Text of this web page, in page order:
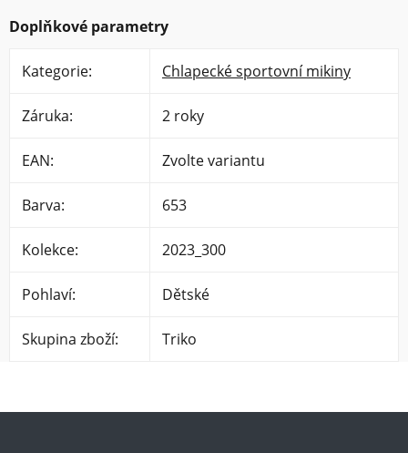
Doplňkové parametry
Kategorie: Chlapecké sportovní mikiny
Záruka: 2 roky
EAN: Zvolte variantu
Barva: 653
Kolekce: 2023_300
Pohlaví: Dětské
Skupina zboží: Triko